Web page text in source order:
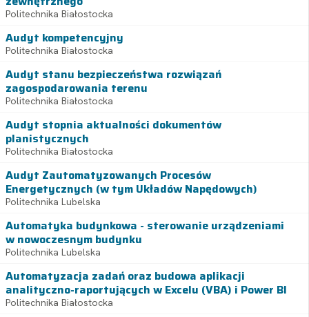
Politechnika Białostocka
Audyt kompetencyjny
Politechnika Białostocka
Audyt stanu bezpieczeństwa rozwiązań
zagospodarowania terenu
Politechnika Białostocka
Audyt stopnia aktualności dokumentów
planistycznych
Politechnika Białostocka
Audyt Zautomatyzowanych Procesów
Energetycznych (w tym Układów Napędowych)
Politechnika Lubelska
Automatyka budynkowa - sterowanie urządzeniami
w nowoczesnym budynku
Politechnika Lubelska
Automatyzacja zadań oraz budowa aplikacji
analityczno-raportujących w Excelu (VBA) i Power BI
Politechnika Białostocka